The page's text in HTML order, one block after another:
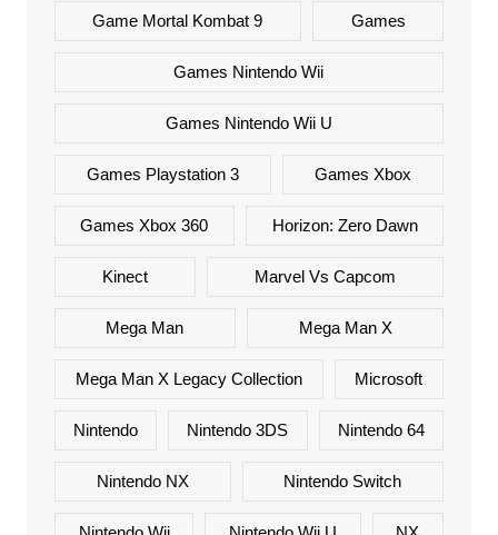
Game Mortal Kombat 9 Games
Games Nintendo Wii
Games Nintendo Wii U
Games Playstation 3 Games Xbox
Games Xbox 360 Horizon: Zero Dawn
Kinect Marvel Vs Capcom
Mega Man Mega Man X
Mega Man X Legacy Collection Microsoft
Nintendo Nintendo 3DS Nintendo 64
Nintendo NX Nintendo Switch